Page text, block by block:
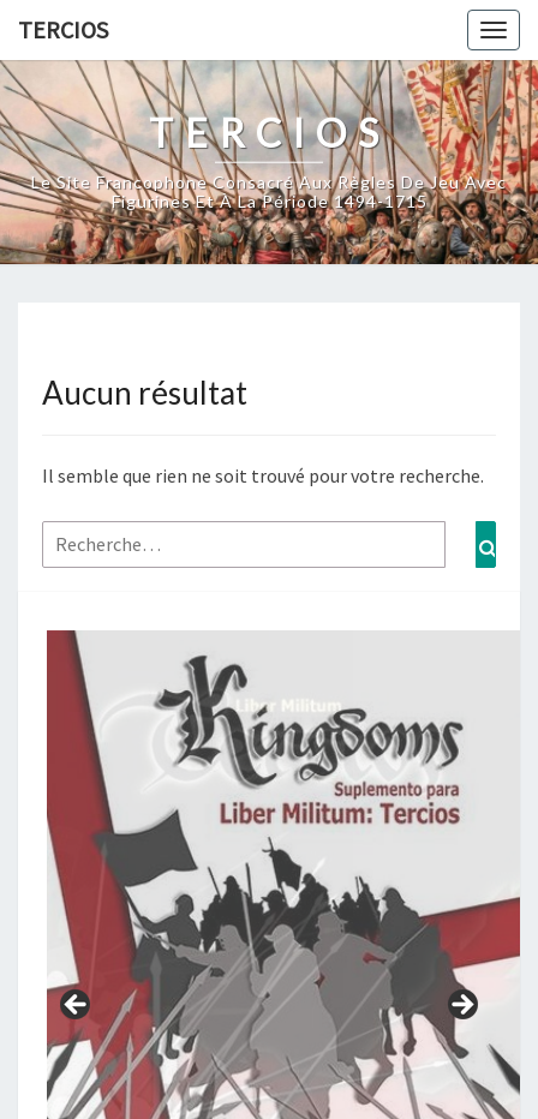
content
TERCIOS
TERCIOS
Le Site Francophone Consacré Aux Règles De Jeu Avec
Figurines Et À La Période 1494-1715
Aucun
Aucun résultat
Il semble que rien ne soit trouvé pour votre recherche.
Rechercher :